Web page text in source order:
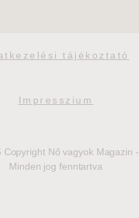
tájékoztató
Impresszium
Copyright Nő vagyok Magazin -
Minden jog fenntartva